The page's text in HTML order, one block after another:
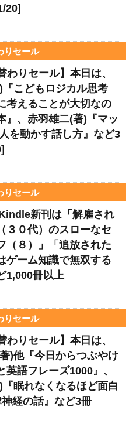
20]
りセール
わりセール】本日は、
こどもロジカル思考
考えることが大切なの
』、赤羽雄二(著)『マッ
を動かす話し方』など3
りセール
新刊は「解雇され
３０代）のスローなセ
（８）」「追放された
ゲーム知識で無双する
1,000冊以上
りセール
わりセール】本日は、
)他『今日からつぶやけ
英語フレーズ1000』、
眠れなくなるほど面白
経の話』など3冊